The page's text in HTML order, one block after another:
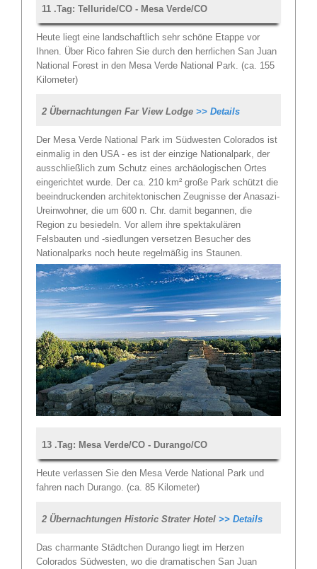
11 .Tag: Telluride/CO - Mesa Verde/CO
Heute liegt eine landschaftlich sehr schöne Etappe vor
Ihnen. Über Rico fahren Sie durch den herrlichen San Juan
National Forest in den Mesa Verde National Park. (ca. 155
Kilometer)
2 Übernachtungen Far View Lodge >> Details
Der Mesa Verde National Park im Südwesten Colorados ist
einmalig in den USA - es ist der einzige Nationalpark, der
ausschließlich zum Schutz eines archäologischen Ortes
eingerichtet wurde. Der ca. 210 km² große Park schützt die
beeindruckenden architektonischen Zeugnisse der Anasazi-
Ureinwohner, die um 600 n. Chr. damit begannen, die
Region zu besiedeln. Vor allem ihre spektakulären
Felsbauten und -siedlungen versetzen Besucher des
Nationalparks noch heute regelmäßig ins Staunen.
13 .Tag: Mesa Verde/CO - Durango/CO
Heute verlassen Sie den Mesa Verde National Park und
fahren nach Durango. (ca. 85 Kilometer)
2 Übernachtungen Historic Strater Hotel >> Details
Das charmante Städtchen Durango liegt im Herzen
Colorados Südwesten, wo die dramatischen San Juan